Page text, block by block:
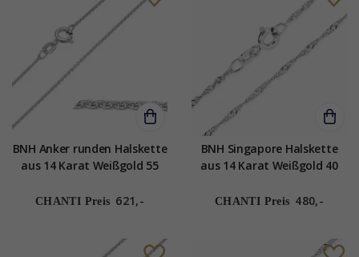
BNH Anker runden Halskette
aus 14 Karat Weißgold 55
CHANTI Preis 621,-
BNH Singapore Halskette
aus 14 Karat Weißgold 40
CHANTI Preis 480,-